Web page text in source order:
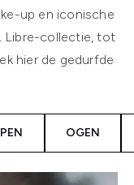
up en iconische
Libre-collectie, tot
hier de gedurfde
OGEN